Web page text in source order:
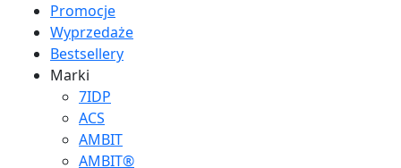
Promocje
Wyprzedaże
Bestsellery
Marki
7IDP
ACS
AMBIT
AMBIT®